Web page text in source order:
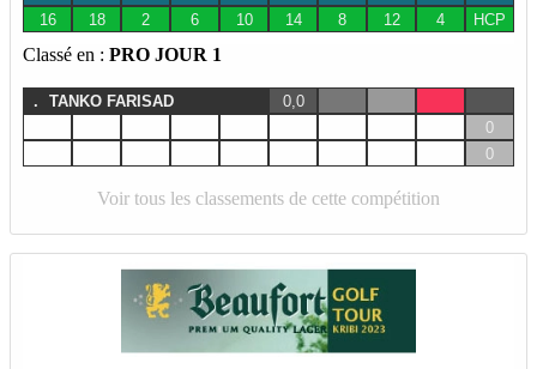
16
18 2 6 10 14 8 12 4 HCP
Classé en : PRO JOUR 1
. TANKO FARISAD
0,0
0
0
Voir tous les classements de cette compétition